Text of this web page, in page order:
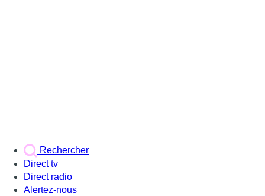
Rechercher
Direct tv
Direct radio
Alertez-nous